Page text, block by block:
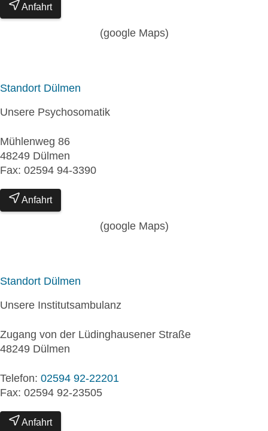
Anfahrt
(google Maps)
Standort Dülmen
Unsere Psychosomatik
Mühlenweg 86
48249 Dülmen
Fax: 02594 94-3390
Anfahrt
(google Maps)
Standort Dülmen
Unsere Institutsambulanz
Zugang von der Lüdinghausener Straße
48249 Dülmen
Telefon: 02594 92-22201
Fax: 02594 92-23505
Anfahrt